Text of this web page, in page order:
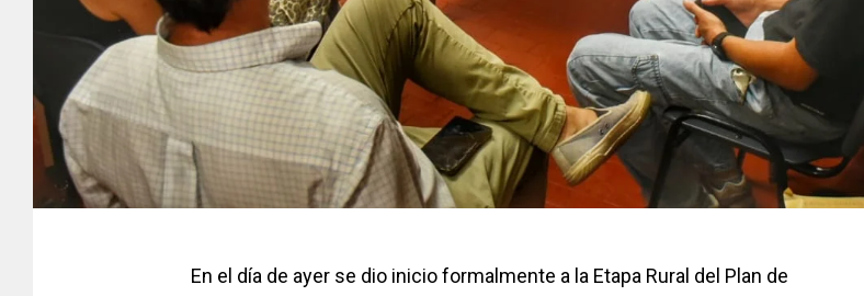
En el día de ayer se dio inicio formalmente a la Etapa Rural del Plan de